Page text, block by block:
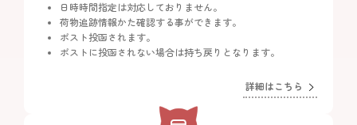
日時時間指定は対応しておりません。
荷物追跡情報かた確認する事ができます。
ポスト投函されます。
ポストに投函されない場合は持ち戻りとなります。
詳細はこちら